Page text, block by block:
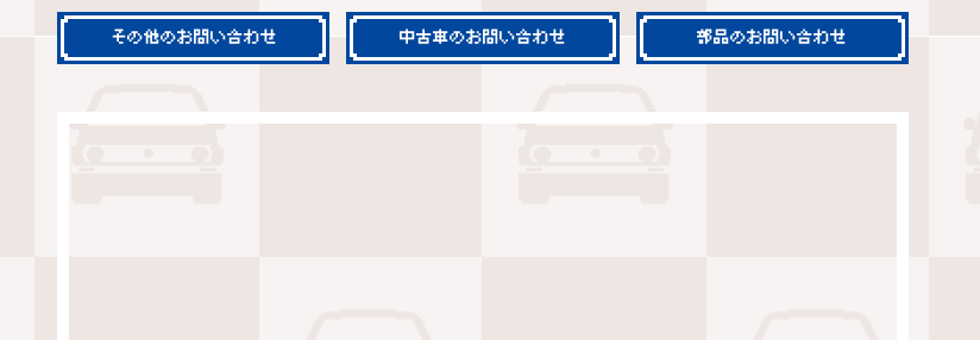
その他のお問い合わせ 中古車のお問い合わせ 部品のお問い合わせ